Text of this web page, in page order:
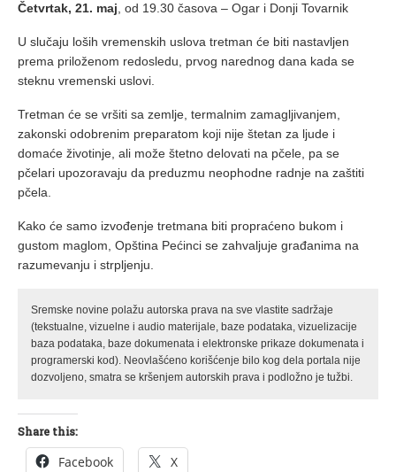
Četvrtak, 21. maj , od 19.30 časova – Ogar i Donji Tovarnik
U slučaju loših vremenskih uslova tretman će biti nastavljen
prema priloženom redosledu, prvog narednog dana kada se
steknu vremenski uslovi.
Tretman će se vršiti sa zemlje, termalnim zamagljivanjem,
zakonski odobrenim preparatom koji nije štetan za ljude i
domaće životinje, ali može štetno delovati na pčele, pa se
pčelari upozoravaju da preduzmu neophodne radnje na zaštiti
pčela.
Kako će samo izvođenje tretmana biti propraćeno bukom i
gustom maglom, Opština Pećinci se zahvaljuje građanima na
razumevanju i strpljenju.
Sremske novine polažu autorska prava na sve vlastite sadržaje
(tekstualne, vizuelne i audio materijale, baze podataka, vizuelizacije
baza podataka, baze dokumenata i elektronske prikaze dokumenata i
programerski kod). Neovlašćeno korišćenje bilo kog dela portala nije
dozvoljeno, smatra se kršenjem autorskih prava i podložno je tužbi.
Share this:
Facebook X